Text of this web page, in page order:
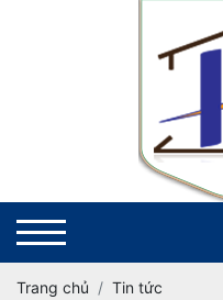
Trang chủ
Tin tức